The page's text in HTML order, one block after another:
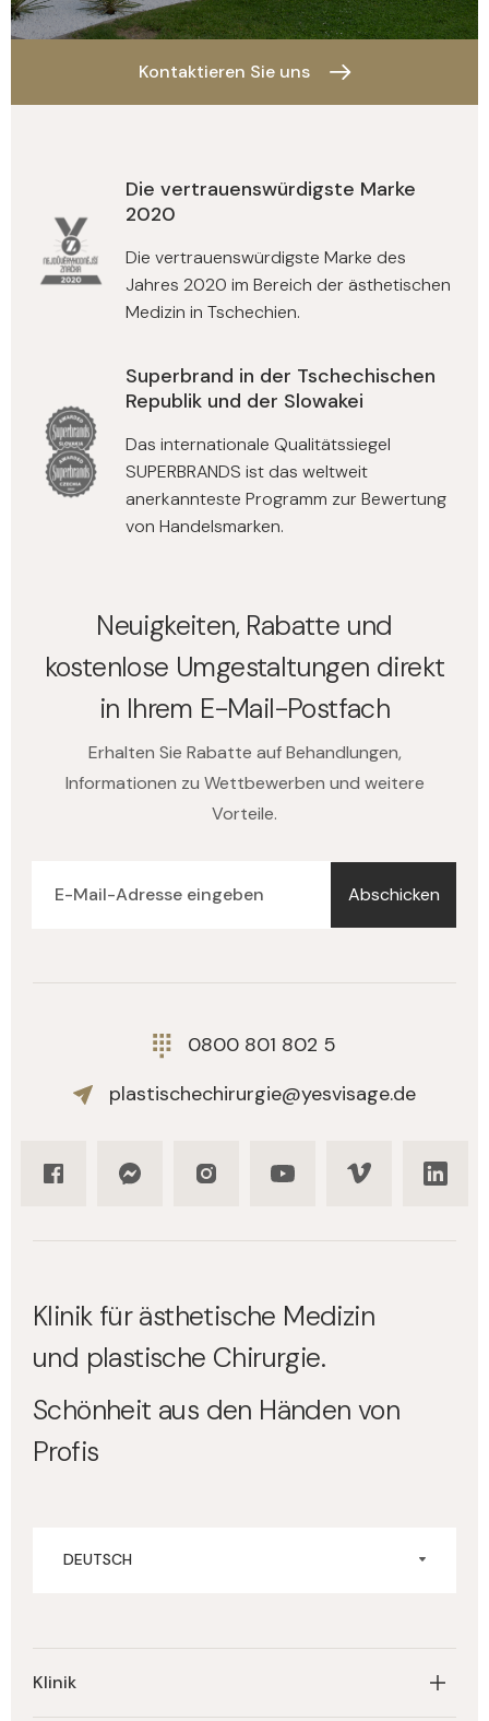
Kontaktieren Sie uns
Die vertrauenswürdigste Marke
2020
Die vertrauenswürdigste Marke des
Jahres 2020 im Bereich der ästhetischen
Medizin in Tschechien.
Superbrand in der Tschechischen
Republik und der Slowakei
Das internationale Qualitätssiegel
SUPERBRANDS ist das weltweit
anerkannteste Programm zur Bewertung
von Handelsmarken.
Neuigkeiten, Rabatte und
kostenlose Umgestaltungen direkt
in Ihrem E-Mail-Postfach
Erhalten Sie Rabatte auf Behandlungen,
Informationen zu Wettbewerben und weitere
Vorteile.
Abschicken
0800 801 802 5
plastischechirurgie@yesvisage.de
Klinik für ästhetische Medizin
und plastische Chirurgie.
Schönheit aus den Händen von
Profis
DEUTSCH
Klinik